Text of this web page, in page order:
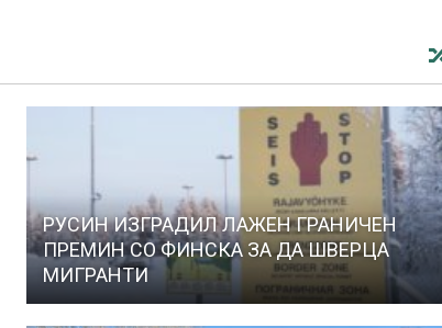
РУСИН ИЗГРАДИЛ ЛАЖЕН ГРАНИЧЕН
ПРЕМИН СО ФИНСКА ЗА ДА ШВЕРЦА
МИГРАНТИ